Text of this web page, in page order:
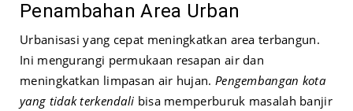
Penambahan Area Urban
Urbanisasi yang cepat meningkatkan area terbangun.
Ini mengurangi permukaan resapan air dan
meningkatkan limpasan air hujan. Pengembangan kota
yang tidak terkendali bisa memperburuk masalah banjir